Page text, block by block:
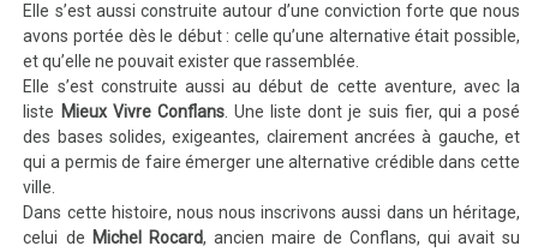
Elle s’est aussi construite autour d’une conviction forte que nous
avons portée dès le début : celle qu’une alternative était possible,
et qu’elle ne pouvait exister que rassemblée.
Elle s’est construite aussi au début de cette aventure, avec la
liste Mieux Vivre Conflans. Une liste dont je suis fier, qui a posé
des bases solides, exigeantes, clairement ancrées à gauche, et
qui a permis de faire émerger une alternative crédible dans cette
ville.
Dans cette histoire, nous nous inscrivons aussi dans un héritage,
celui de Michel Rocard, ancien maire de Conflans, qui avait su